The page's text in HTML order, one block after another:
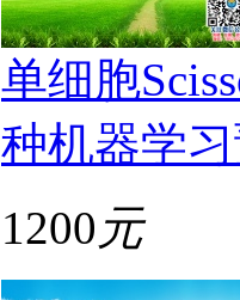
单细胞
种机器学
1200 元